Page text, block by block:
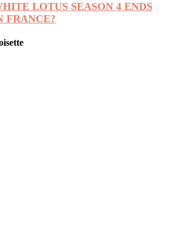
LOTUS SEASON 4 ENDS
FRANCE?